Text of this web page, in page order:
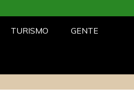
TURISMO GENTE